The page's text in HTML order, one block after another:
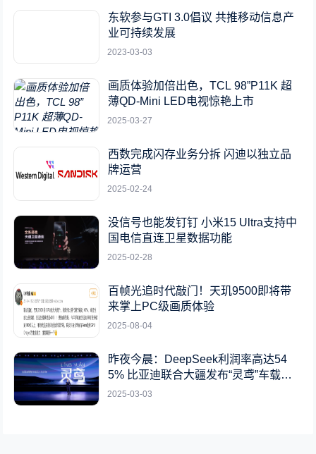
东软参与GTI 3.0倡议 共推移动信息产
业可持续发展
2023-03-03
画质体验加倍出色，TCL 98”P11K 超
薄QD-Mini LED电视惊艳上市
2025-03-27
西数完成闪存业务分拆 闪迪以独立品
牌运营
2025-02-24
没信号也能发钉钉 小米15 Ultra支持中
国电信直连卫星数据功能
2025-02-28
百帧光追时代敲门！天玑9500即将带
来掌上PC级画质体验
2025-08-04
昨夜今晨：DeepSeek利润率高达54
5% 比亚迪联合大疆发布“灵鸢”车载无
人机系统
2025-03-03